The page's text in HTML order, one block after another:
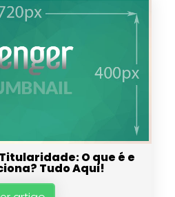
O que é e
Tudo Aqui!